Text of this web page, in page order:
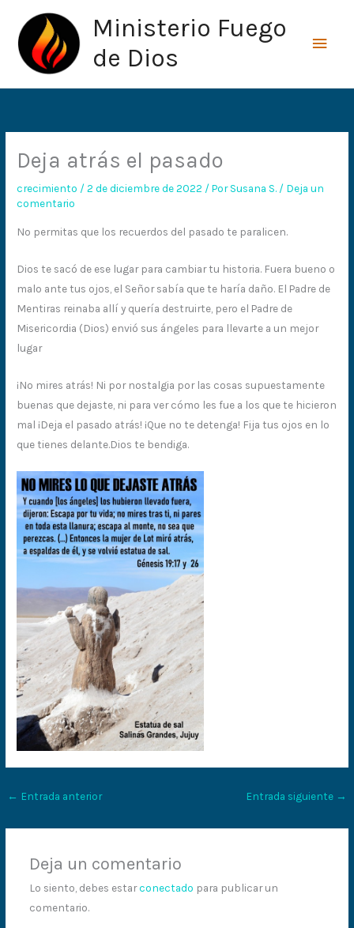
contenido
Ministerio Fuego
de Dios
Deja atrás el pasado
crecimiento /2 de diciembre de 2022 / PorSusana S. / Deja un
comentario
No permitas que los recuerdos del pasado te paralicen.
Dios te sacó de ese lugar para cambiar tu historia. Fuera bueno o
malo ante tus ojos, el Señor sabía que te haría daño. El Padre de
Mentiras reinaba allí y quería destruirte, pero el Padre de
Misericordia (Dios) envió sus ángeles para llevarte a un mejor
lugar
¡No mires atrás! Ni por nostalgia por las cosas supuestamente
buenas que dejaste, ni para ver cómo les fue a los que te hicieron
mal ¡Deja el pasado atrás! ¡Que no te detenga! Fija tus ojos en lo
que tienes delante.Dios te bendiga.
← Entrada anterior Entrada siguiente →
Deja un comentario
Lo siento, debes estarconectado para publicar un
comentario.